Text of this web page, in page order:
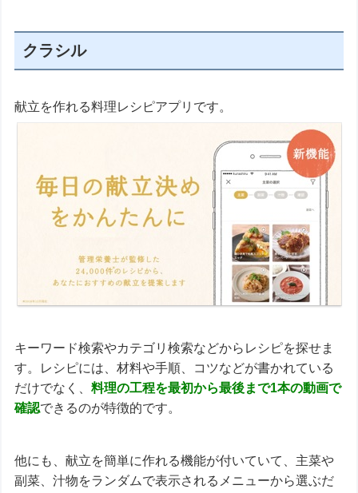
クラシル
献立を作れる料理レシピアプリです。
キーワード検索やカテゴリ検索などからレシピを探せま
す。レシピには、材料や手順、コツなどが書かれている
だけでなく、料理の工程を最初から最後まで1本の動画で
確認できるのが特徴的です。
他にも、献立を簡単に作れる機能が付いていて、主菜や
副菜、汁物をランダムで表示されるメニューから選ぶだ